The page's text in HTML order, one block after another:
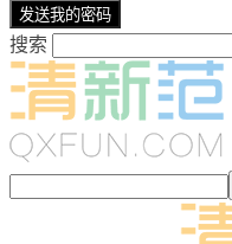
搜索